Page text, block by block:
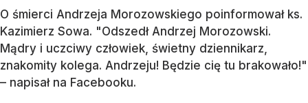
O śmierci Andrzeja Morozowskiego poinformował ks.
Kazimierz Sowa. "Odszedł Andrzej Morozowski.
Mądry i uczciwy człowiek, świetny dziennikarz,
znakomity kolega. Andrzeju! Będzie cię tu brakowało!"
– napisał na Facebooku.